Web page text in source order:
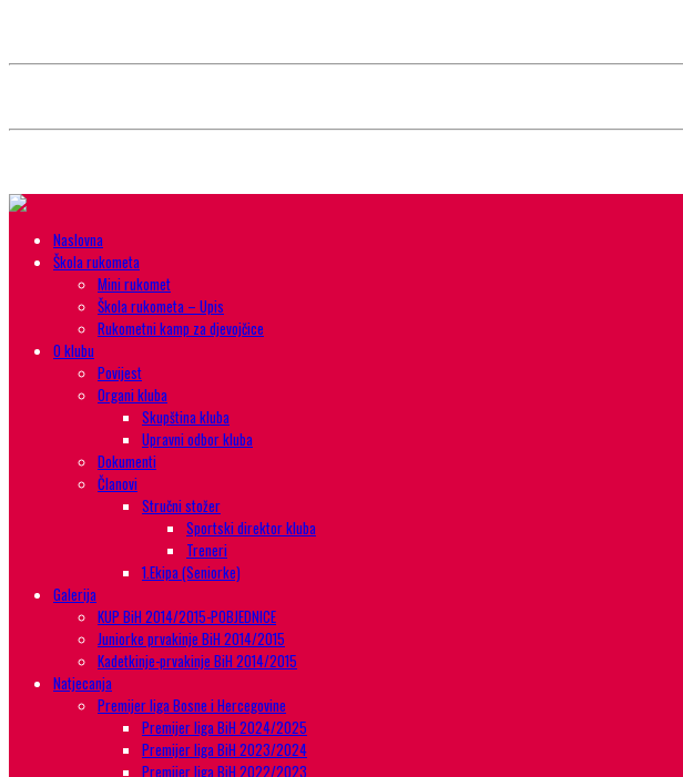
Naslovna
Škola rukometa
Mini rukomet
Škola rukometa – Upis
Rukometni kamp za djevojčice
O klubu
Povijest
Organi kluba
Skupština kluba
Upravni odbor kluba
Dokumenti
Članovi
Stručni stožer
Sportski direktor kluba
Treneri
1.Ekipa (Seniorke)
Galerija
KUP BiH 2014/2015-POBJEDNICE
Juniorke prvakinje BiH 2014/2015
Kadetkinje-prvakinje BiH 2014/2015
Natjecanja
Premijer liga Bosne i Hercegovine
Premijer liga BiH 2024/2025
Premijer liga BiH 2023/2024
Premijer liga BiH 2022/2023